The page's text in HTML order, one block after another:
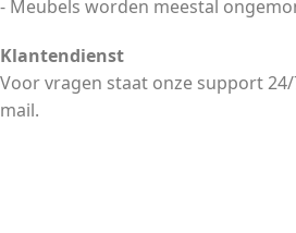
- Meubels worden meestal
Klantendienst
Voor vragen staat onze support
mail.